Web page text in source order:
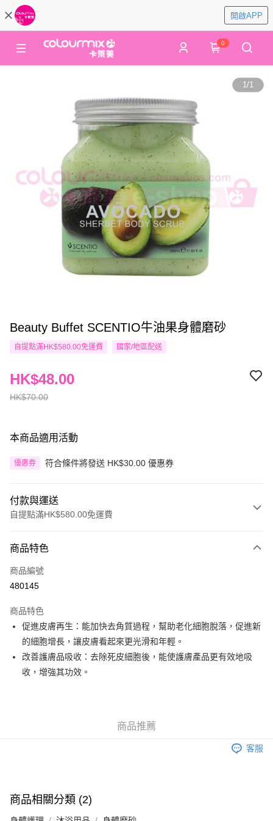
開啟APP
0
1/1
Beauty Buffet SCENTIO牛油果身體磨砂
自提點滿HK$580.00免運費 國家/地區配送
HK$70.00
HK$48.00
本商品適用活動
優惠券 符合條件將發送 HK$30.00 優惠券
付款與運送
自提點滿HK$580.00免運費
信用卡
Apple Pay
AlipayHK
PayMe
WeChat Pay
銀行匯款 請將存款存到以下銀行帳戶，並於存款單據寫上訂單編號後電郵至
eshop@colourmix-cosmetics.com** **我們不會處理沒有提供存款單據的訂
單。 如果訂購後七個工作天內我們未能收到有關存款，有關訂單將被取消。
付款後順豐站及營業點取貨
商品特色
商品編號
480145
商品特色
促進皮膚再生：能加快去角質過程，幫助老化細胞脫落，促進新
的細胞增長，讓皮膚看起來更光滑和年輕。
改善護膚品吸收：去除死皮細胞後，能使護膚產品更有效地吸
收，增強其功效。
商品推薦
客服
商品相關分類 (2)